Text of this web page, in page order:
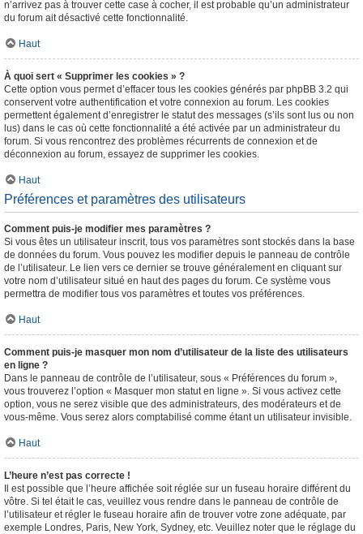
n’arrivez pas à trouver cette case à cocher, il est probable qu’un administrateur
du forum ait désactivé cette fonctionnalité.
Haut
À quoi sert « Supprimer les cookies » ?
Cette option vous permet d’effacer tous les cookies générés par phpBB 3.2 qui
conservent votre authentification et votre connexion au forum. Les cookies
permettent également d’enregistrer le statut des messages (s’ils sont lus ou non
lus) dans le cas où cette fonctionnalité a été activée par un administrateur du
forum. Si vous rencontrez des problèmes récurrents de connexion et de
déconnexion au forum, essayez de supprimer les cookies.
Haut
Préférences et paramètres des utilisateurs
Comment puis-je modifier mes paramètres ?
Si vous êtes un utilisateur inscrit, tous vos paramètres sont stockés dans la base
de données du forum. Vous pouvez les modifier depuis le panneau de contrôle
de l’utilisateur. Le lien vers ce dernier se trouve généralement en cliquant sur
votre nom d’utilisateur situé en haut des pages du forum. Ce système vous
permettra de modifier tous vos paramètres et toutes vos préférences.
Haut
Comment puis-je masquer mon nom d’utilisateur de la liste des utilisateurs
en ligne ?
Dans le panneau de contrôle de l’utilisateur, sous « Préférences du forum »,
vous trouverez l’option « Masquer mon statut en ligne ». Si vous activez cette
option, vous ne serez visible que des administrateurs, des modérateurs et de
vous-même. Vous serez alors comptabilisé comme étant un utilisateur invisible.
Haut
L’heure n’est pas correcte !
Il est possible que l’heure affichée soit réglée sur un fuseau horaire différent du
vôtre. Si tel était le cas, veuillez vous rendre dans le panneau de contrôle de
l’utilisateur et régler le fuseau horaire afin de trouver votre zone adéquate, par
exemple Londres, Paris, New York, Sydney, etc. Veuillez noter que le réglage du